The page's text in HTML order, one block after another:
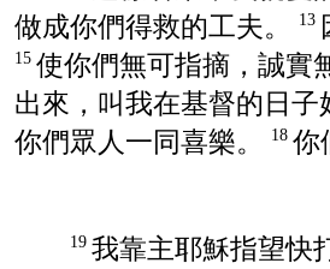
做成你們得救的工夫。
13
15 使你們無可指摘，誠實
出來，叫我在基督的日子
你們眾人一同喜樂。
18 你
19 我靠主耶穌指望快